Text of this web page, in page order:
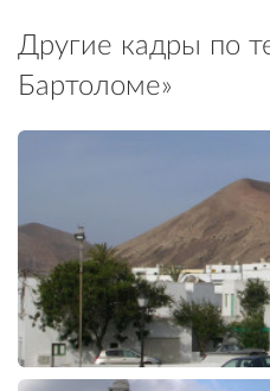
Другие кадры по
Бартоломе»